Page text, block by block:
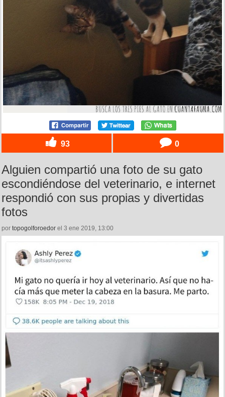
93 0
Alguien compartió una foto de su gato
escondiéndose del veterinario, e internet
respondió con sus propias y divertidas
fotos
por topogolforoedor el 3 ene 2019, 13:00